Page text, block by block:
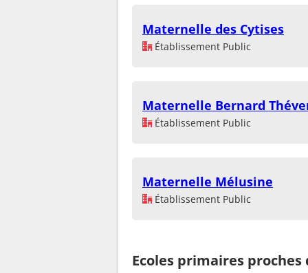
Maternelle des Cytises
Établissement Public
Maternelle Bernard
Établissement Public
Maternelle Mélusine
Établissement Public
Ecoles primaires proches